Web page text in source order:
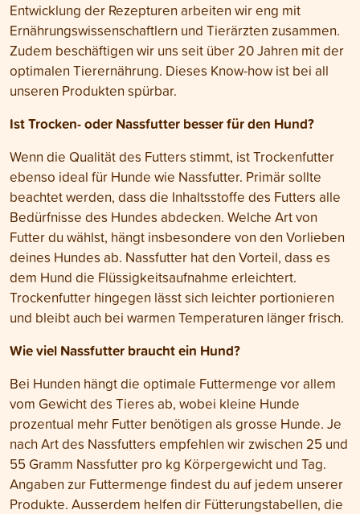
Entwicklung der Rezepturen arbeiten wir eng mit
Ernährungswissenschaftlern und Tierärzten zusammen.
Zudem beschäftigen wir uns seit über 20 Jahren mit der
optimalen Tierernährung. Dieses Know-how ist bei all
unseren Produkten spürbar.
Ist Trocken- oder Nassfutter besser für den Hund?
Wenn die Qualität des Futters stimmt, ist Trockenfutter
ebenso ideal für Hunde wie Nassfutter. Primär sollte
beachtet werden, dass die Inhaltsstoffe des Futters alle
Bedürfnisse des Hundes abdecken. Welche Art von
Futter du wählst, hängt insbesondere von den Vorlieben
deines Hundes ab. Nassfutter hat den Vorteil, dass es
dem Hund die Flüssigkeitsaufnahme erleichtert.
Trockenfutter hingegen lässt sich leichter portionieren
und bleibt auch bei warmen Temperaturen länger frisch.
Wie viel Nassfutter braucht ein Hund?
Bei Hunden hängt die optimale Futtermenge vor allem
vom Gewicht des Tieres ab, wobei kleine Hunde
prozentual mehr Futter benötigen als grosse Hunde. Je
nach Art des Nassfutters empfehlen wir zwischen 25 und
55 Gramm Nassfutter pro kg Körpergewicht und Tag.
Angaben zur Futtermenge findest du auf jedem unserer
Produkte. Ausserdem helfen dir Fütterungstabellen, die